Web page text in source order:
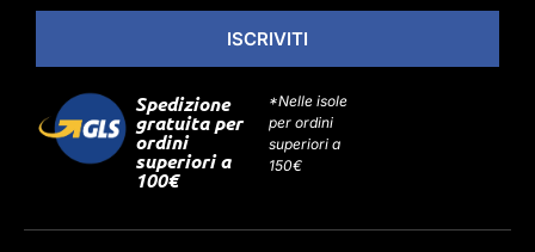
ISCRIVITI
Spedizione
gratuita per
ordini
superiori a
100€
*Nelle isole
per ordini
superiori a
150€